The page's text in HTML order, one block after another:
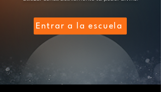
Entrar a la escuela